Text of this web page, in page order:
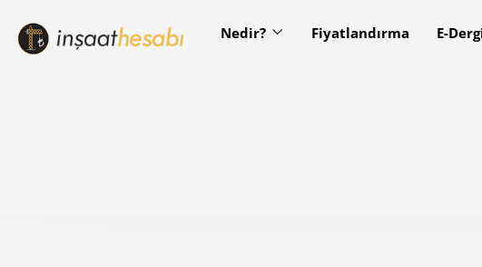
Nedir? Fiyatlandırma E-